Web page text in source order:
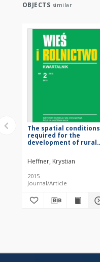
OBJECTS similar
The spatial conditions
required for the
development of rural
Heffner, Krystian
2015
Journal/Article